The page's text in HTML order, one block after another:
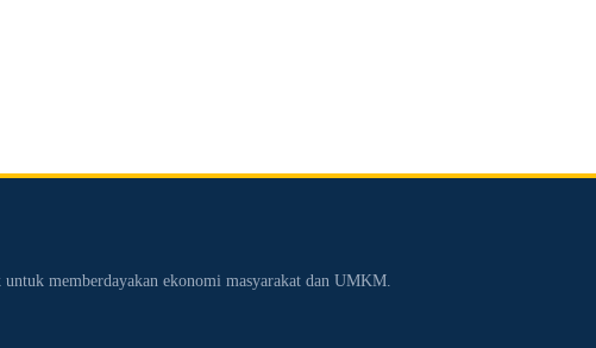
memberdayakan ekonomi masyarakat dan UMKM.